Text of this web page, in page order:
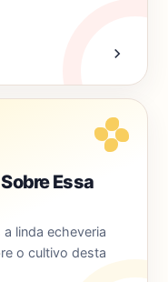
Essa
linda echeveria
o cultivo desta